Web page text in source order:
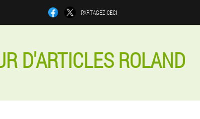
PARTAGEZ CECI
D'ARTICLES ROLAND